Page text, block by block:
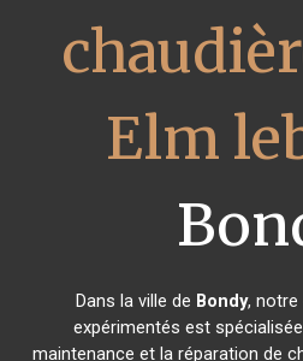
Elm
Dans la ville de Bondy, notre
expérimentés est
maintenance et la réparation de